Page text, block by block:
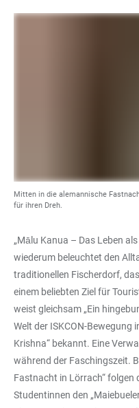
Mitten in die alemannische
für ihren Dreh.
„Mālu Kanua – Das Leben
wiederum beleuchtet den
traditionellen Fischerdorf,
einem beliebten Ziel für
weist gleichsam „Ein
Welt der ISKCON-Bewegung
Krishna“ bekannt. Eine
während der Faschingszeit.
Fastnacht in Lörrach“ folgen
Studentinnen den